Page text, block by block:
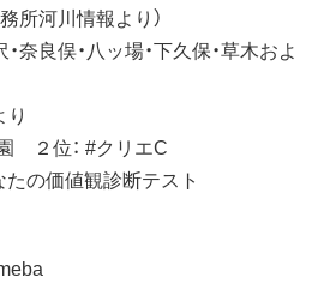
所河川情報より）
・奈良俣・八ッ場・下久保・草木およ
２位： #クリエC
たの価値観診断テスト